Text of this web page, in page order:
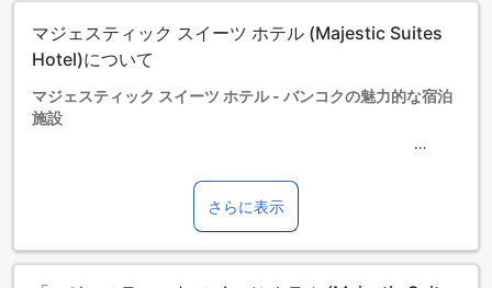
ていない場合は、エキストラベッドの追加はできません。
【ご注意】6部屋以上をご予約の場合は、異なるご予約条件や
マジェスティック スイーツ ホテル (Majestic Suites
Hotel)について
マジェスティック スイーツ ホテル - バンコクの魅力的な宿泊
施設
マジェスティック スイーツ ホテルは、バンコク市内からわず
か3kmの距離に位置する3.0つ星ホテルです。2010年に最後
の改装が行われ、1999年に建設されました。ホテルには55室
の客室があり、お客様の快適な滞在をサポートします。チェ
ックインは午後2時から可能で、チェックアウトは正午までと
さらに表示